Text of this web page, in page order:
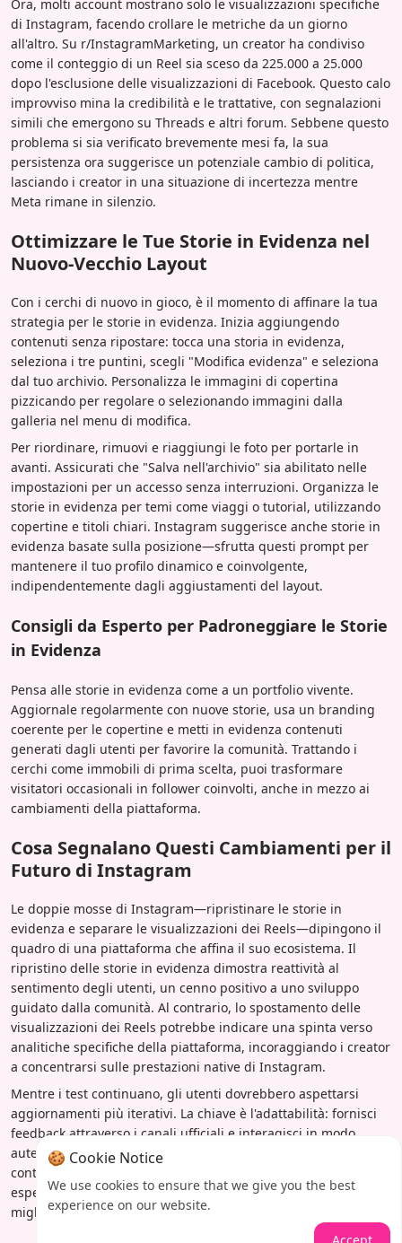
Ora, molti account mostrano solo le visualizzazioni specifiche
di Instagram, facendo crollare le metriche da un giorno
all'altro. Su r/InstagramMarketing, un creator ha condiviso
come il conteggio di un Reel sia sceso da 225.000 a 25.000
dopo l'esclusione delle visualizzazioni di Facebook. Questo calo
improvviso mina la credibilità e le trattative, con segnalazioni
simili che emergono su Threads e altri forum. Sebbene questo
problema si sia verificato brevemente mesi fa, la sua
persistenza ora suggerisce un potenziale cambio di politica,
lasciando i creator in una situazione di incertezza mentre
Meta rimane in silenzio.
Ottimizzare le Tue Storie in Evidenza nel
Nuovo-Vecchio Layout
Con i cerchi di nuovo in gioco, è il momento di affinare la tua
strategia per le storie in evidenza. Inizia aggiungendo
contenuti senza ripostare: tocca una storia in evidenza,
seleziona i tre puntini, scegli "Modifica evidenza" e seleziona
dal tuo archivio. Personalizza le immagini di copertina
pizzicando per regolare o selezionando immagini dalla
galleria nel menu di modifica.
Per riordinare, rimuovi e riaggiungi le foto per portarle in
avanti. Assicurati che "Salva nell'archivio" sia abilitato nelle
impostazioni per un accesso senza interruzioni. Organizza le
storie in evidenza per temi come viaggi o tutorial, utilizzando
copertine e titoli chiari. Instagram suggerisce anche storie in
evidenza basate sulla posizione—sfrutta questi prompt per
mantenere il tuo profilo dinamico e coinvolgente,
indipendentemente dagli aggiustamenti del layout.
Consigli da Esperto per Padroneggiare le Storie
in Evidenza
Pensa alle storie in evidenza come a un portfolio vivente.
Aggiornale regolarmente con nuove storie, usa un branding
coerente per le copertine e metti in evidenza contenuti
generati dagli utenti per favorire la comunità. Trattando i
cerchi come immobili di prima scelta, puoi trasformare
visitatori occasionali in follower coinvolti, anche in mezzo ai
cambiamenti della piattaforma.
Cosa Segnalano Questi Cambiamenti per il
Futuro di Instagram
Le doppie mosse di Instagram—ripristinare le storie in
evidenza e separare le visualizzazioni dei Reels—dipingono il
quadro di una piattaforma che affina il suo ecosistema. Il
ripristino delle storie in evidenza dimostra reattività al
sentimento degli utenti, un cenno positivo a uno sviluppo
guidato dalla comunità. Al contrario, lo spostamento delle
visualizzazioni dei Reels potrebbe indicare una spinta verso
analitiche specifiche della piattaforma, incoraggiando i creator
a concentrarsi sulle prestazioni native di Instagram.
Mentre i test continuano, gli utenti dovrebbero aspettarsi
aggiornamenti più iterativi. La chiave è l'adattabilità: fornisci
feedback attraverso i canali ufficiali e interagisci in modo
autentico. In definitiva, questi cambiamenti sottolineano la
continua ricerca di Instagram di bilanciare innovazione ed
esperienza utente, dove a volte, tornare ai cerchi è il modo
migliore per andare avanti.
🍪 Cookie Notice
We use cookies to ensure that we give you the best
experience on our website.